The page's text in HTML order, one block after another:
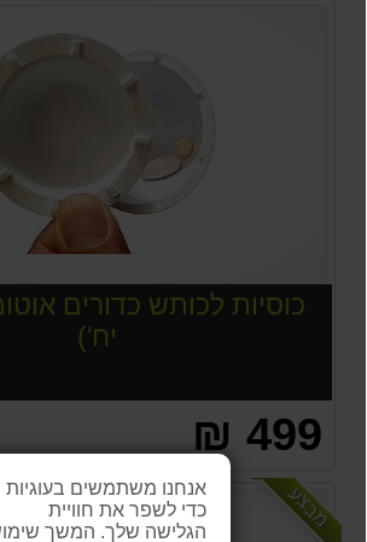
אנחנו משתמשים בעוגיות
כדי לשפר את חוויית
הגלישה שלך. המשך
יח')
499 ₪
מבצע